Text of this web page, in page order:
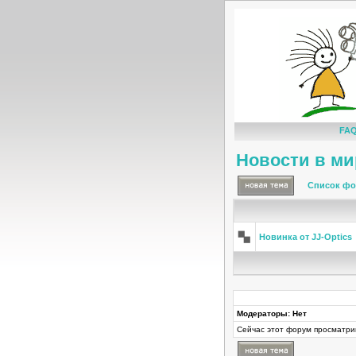
FAQ
Новости в
Список
Новинка от JJ-Optics
Модераторы: Нет
Сейчас этот форум